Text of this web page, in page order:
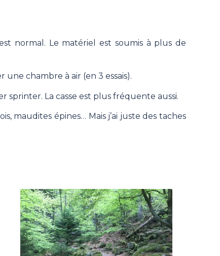
normal. Le matériel est soumis à plus de
chambre à air (en 3 essais).
La casse est plus fréquente aussi.
maudites épines… Mais j’ai juste des taches